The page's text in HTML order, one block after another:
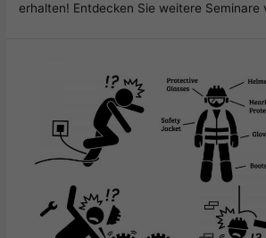
erhalten! Entdecken Sie weitere Seminare